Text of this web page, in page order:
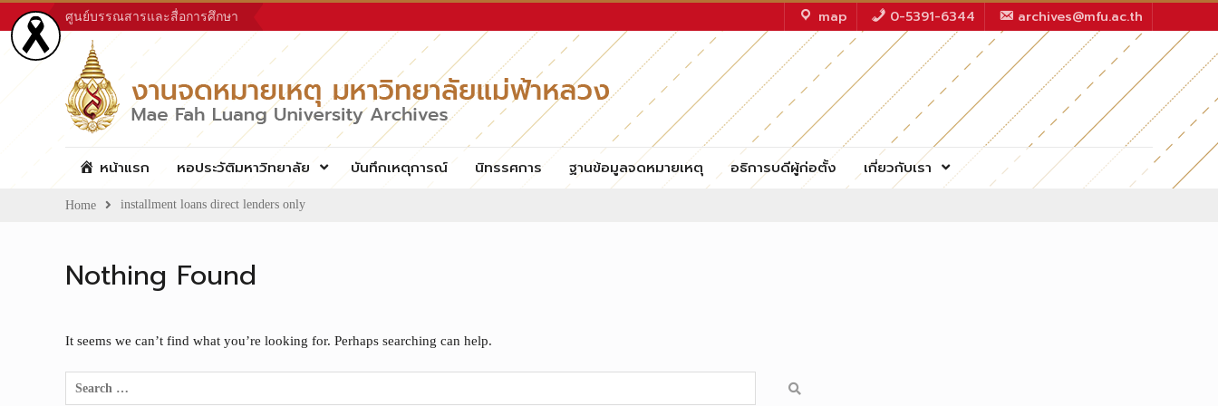
to
content
ศูนย์บรรณสารและสื่อการศึกษา map 0-5391-6344 archives@mfu.ac.th
หน้าแรก หอประวัติมหาวิทยาลัย บันทึกเหตุการณ์ นิทรรศการ ฐานข้อมูลจดหมายเหตุ อธิการบดีผู้ก่อตั้ง เกี่ยวกับเรา
Home installment loans direct lenders only
Nothing Found
It seems we can’t find what you’re looking for. Perhaps searching can help.
Search
for: